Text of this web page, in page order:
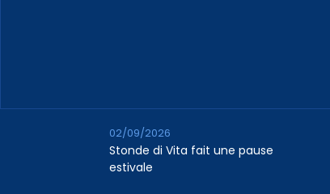
Stonde di Vita fait une pause
estivale
02/09/2026